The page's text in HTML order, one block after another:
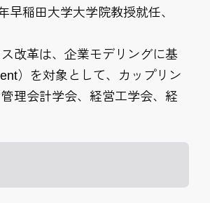
稲田大学大学院教授就任、
改革は、企業モデリングに基
）を対象として、カップリン
理会計学会、経営工学会、経